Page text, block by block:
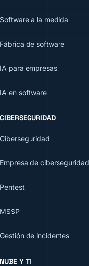
Software a la medida
Fábrica de software
IA para empresas
IA en software
CIBERSEGURIDAD
Ciberseguridad
Empresa de ciberseguridad
Pentest
MSSP
Gestión de incidentes
NUBE Y TI